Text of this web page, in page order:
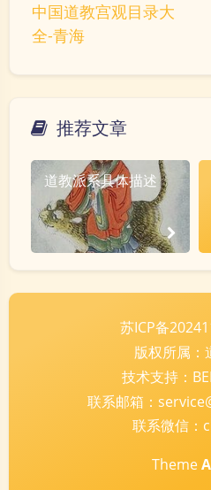
୧(๑•̀⌄•́๑)૭
(´இ皿இ｀)
(╯°A°)╯︵○○○
φ(
Σ(っ °Д °;)っ
╮(╯▽╰)╭
o(*////
( ๑´•ω•) "(ㆆᴗㆆ)
中国道教宫观目录大
全-青海
推荐文章
道教派系具体描述
苏ICP备
版权所属：
技术支持：
联系邮箱：
联系微信：
Theme